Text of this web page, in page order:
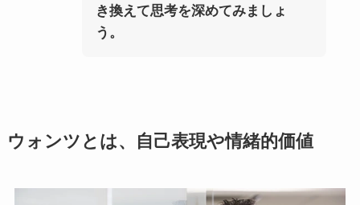
き換えて思考を深めてみましょ
う。
ウォンツとは、自己表現や情緒的価値